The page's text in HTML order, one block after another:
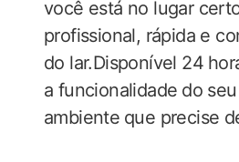
você está no lugar
‍profissional, rápida e
do lar.Disponível ‍24⁣
a funcionalidade ⁢do
ambiente ⁣que precise